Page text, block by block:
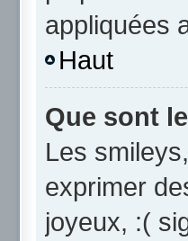
appliquées
Haut
Que sont
Les
exprimer
joyeux, :(